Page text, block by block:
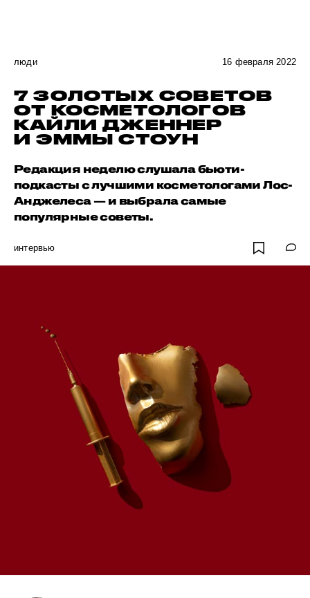
люди 16 февраля 2022
7 ЗОЛОТЫХ СОВЕТОВ
ОТ КОСМЕТОЛОГОВ
КАЙЛИ ДЖЕННЕР
И ЭММЫ СТОУН
Редакция неделю слушала бьюти-
подкасты с лучшими косметологами Лос-
Анджелеса — и выбрала самые
популярные советы.
интервью